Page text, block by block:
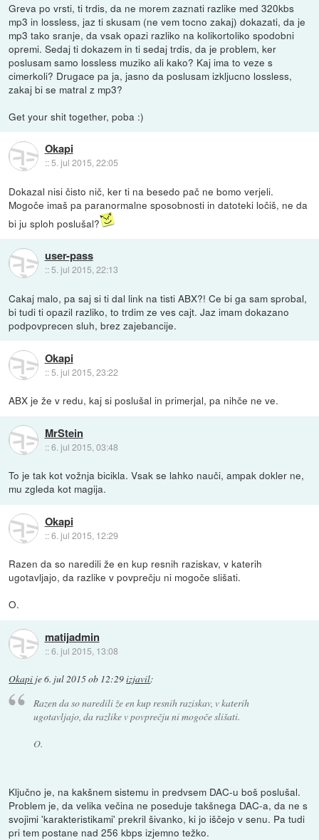
Greva po vrsti, ti trdis, da ne morem zaznati razlike med 320kbs
mp3 in lossless, jaz ti skusam (ne vem tocno zakaj) dokazati, da je
mp3 tako sranje, da vsak opazi razliko na kolikortoliko spodobni
opremi. Sedaj ti dokazem in ti sedaj trdis, da je problem, ker
poslusam samo lossless muziko ali kako? Kaj ima to veze s
cimerkoli? Drugace pa ja, jasno da poslusam izkljucno lossless,
zakaj bi se matral z mp3?
Get your shit together, poba :)
Okapi
::5. jul 2015, 22:05
Dokazal nisi čisto nič, ker ti na besedo pač ne bomo verjeli.
Mogoče imaš pa paranormalne sposobnosti in datoteki ločiš, ne da
bi ju sploh poslušal?
user-pass
:: 5. jul 2015, 22:13
Cakaj malo, pa saj si ti dal link na tisti ABX?! Ce bi ga sam sprobal,
bi tudi ti opazil razliko, to trdim ze ves cajt. Jaz imam dokazano
podpovprecen sluh, brez zajebancije.
Okapi
::5. jul 2015, 23:22
ABX je že v redu, kaj si poslušal in primerjal, pa nihče ne ve.
MrStein
::6. jul 2015, 03:48
To je tak kot vožnja bicikla. Vsak se lahko nauči, ampak dokler ne,
mu zgleda kot magija.
Okapi
::6. jul 2015, 12:29
Razen da so naredili že en kup resnih raziskav, v katerih
ugotavljajo, da razlike v povprečju ni mogoče slišati.
O.
matijadmin
::6. jul 2015, 13:08
Okapi je6. jul 2015 ob 12:29izjavil:
Razen da so naredili že en kup resnih raziskav, v katerih
ugotavljajo, da razlike v povprečju ni mogoče slišati.
O.
Ključno je, na kakšnem sistemu in predvsem DAC-u boš poslušal.
Problem je, da velika večina ne poseduje takšnega DAC-a, da ne s
svojimi 'karakteristikami' prekril šivanko, ki jo iščejo v senu. Pa tudi
pri tem postane nad 256 kbps izjemno težko.